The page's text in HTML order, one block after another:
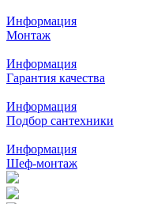
Информация
Монтаж
Информация
Гарантия качества
Информация
Подбор сантехники
Информация
Шеф-монтаж